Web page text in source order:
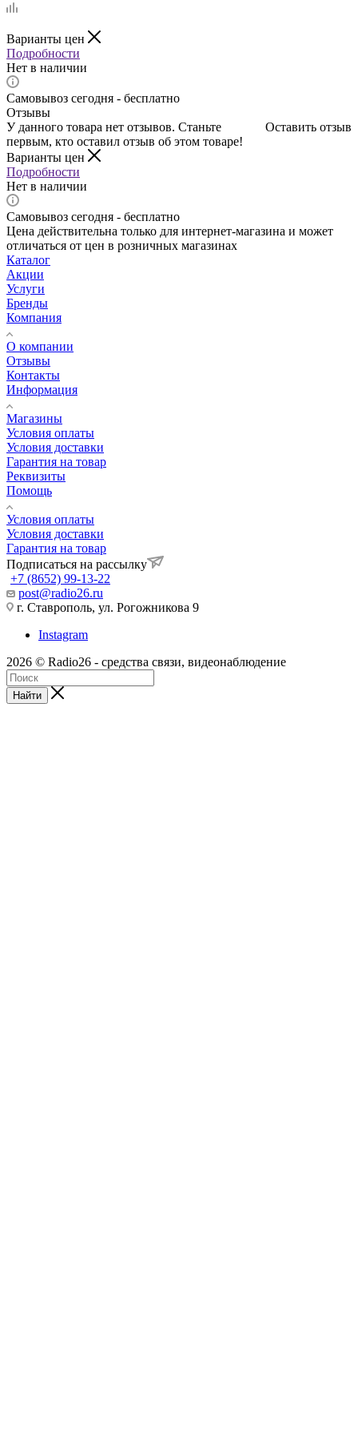
Варианты цен
Подробности
Нет в наличии
Самовывоз сегодня - бесплатно
Отзывы
Оставить отзыв
У данного товара нет отзывов. Станьте
первым, кто оставил отзыв об этом товаре!
Варианты цен
Подробности
Нет в наличии
Самовывоз сегодня - бесплатно
Цена действительна только для интернет-магазина и может
отличаться от цен в розничных магазинах
Каталог
Акции
Услуги
Бренды
Компания
О компании
Отзывы
Контакты
Информация
Магазины
Условия оплаты
Условия доставки
Гарантия на товар
Реквизиты
Помощь
Условия оплаты
Условия доставки
Гарантия на товар
Подписаться на рассылку
+7 (8652) 99-13-22
post@radio26.ru
г. Ставрополь, ул. Рогожникова 9
Instagram
2026 © Radio26 - средства связи, видеонаблюдение
Найти